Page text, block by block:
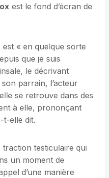
est le fond d’écran de
« en quelque sorte
que je suis
le décrivant
parrain, l’acteur
se retrouve dans des
à elle, prononçant
t-elle dit.
testiculaire qui
un moment de
d’une manière